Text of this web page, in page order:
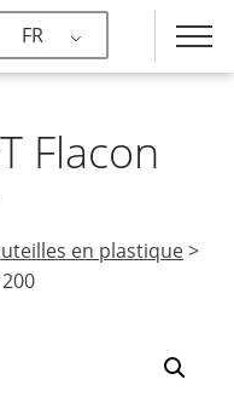
FR
Flacon
en plastique>